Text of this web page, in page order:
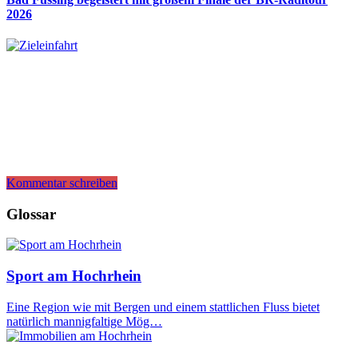
2026
Kommentar schreiben
Glossar
Sport am Hochrhein
Eine Region wie mit Bergen und einem stattlichen Fluss bietet
natürlich mannigfaltige Mög…